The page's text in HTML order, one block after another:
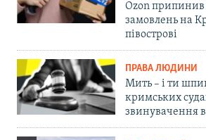
Ozon
замовлень на
півострові
ПРАВА ЛЮДИНИ
Мить – і ти
кримських
звинувачення